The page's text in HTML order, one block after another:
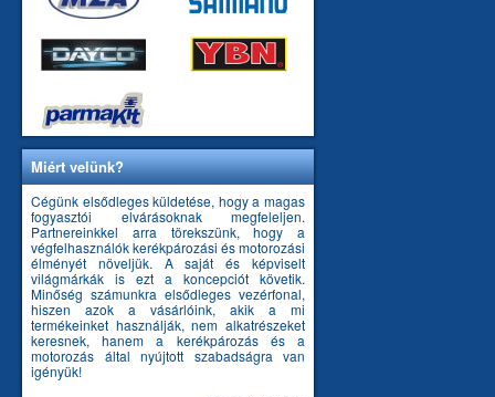
Miért velünk?
Cégünk elsődleges küldetése, hogy a magas
fogyasztói elvárásoknak megfeleljen.
Partnereinkkel arra törekszünk, hogy a
végfelhasználók kerékpározási és motorozási
élményét növeljük. A saját és képviselt
világmárkák is ezt a koncepciót követik.
Minőség számunkra elsődleges vezérfonal,
hiszen azok a vásárlóink, akik a mi
termékeinket használják, nem alkatrészeket
keresnek, hanem a kerékpározás és a
motorozás által nyújtott szabadságra van
igényük!